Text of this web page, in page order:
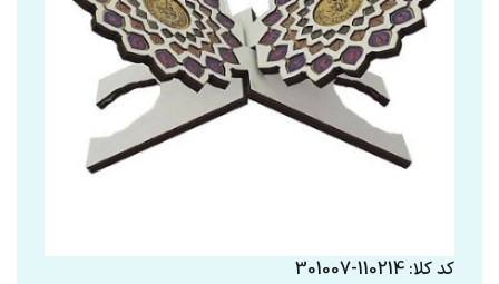
کد کلا: 110214-301007